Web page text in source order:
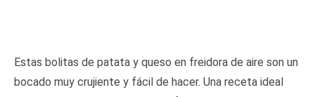
Estas bolitas de patata y queso en freidora de aire son un
bocado muy crujiente y fácil de hacer. Una receta ideal